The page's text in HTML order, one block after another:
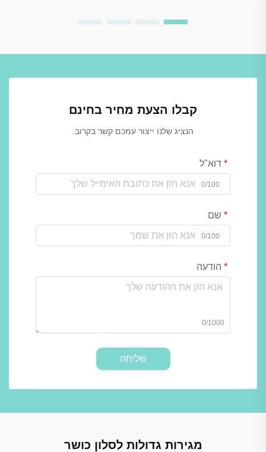
קבלו הצעת מחיר בחינם
הנציג שלנו ייצור עמכם קשר בקרוב.
דוא"ל
0/100
שם
0/100
הודעה
0/1000
שליחה
מגירות גדולות לסלון כושר